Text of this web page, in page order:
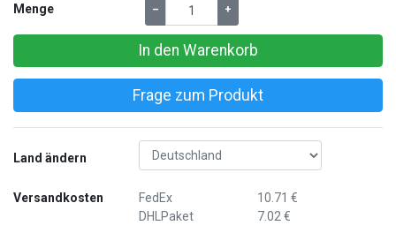
Menge – +
In den Warenkorb
Frage zum Produkt
Land ändern
Versandkosten
FedEx
DHLPaket
10.71 €
7.02 €